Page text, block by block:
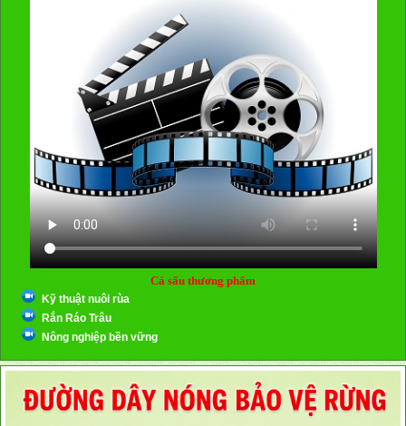
Cá sấu thương phẩm
Kỹ thuật nuôi rùa
Rắn Ráo Trâu
Nông nghiệp bền vững